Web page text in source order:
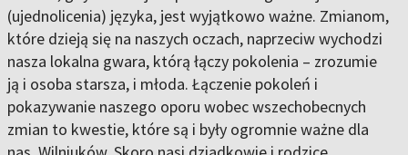
(ujednolicenia) języka, jest wyjątkowo ważne. Zmianom,
które dzieją się na naszych oczach, naprzeciw wychodzi
nasza lokalna gwara, którą łączy pokolenia – zrozumie
ją i osoba starsza, i młoda. Łączenie pokoleń i
pokazywanie naszego oporu wobec wszechobecnych
zmian to kwestie, które są i były ogromnie ważne dla